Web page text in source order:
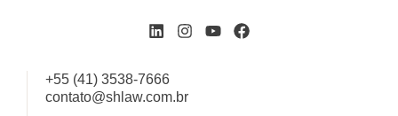
+55 (41) 3538-7666
contato@shlaw.com.br